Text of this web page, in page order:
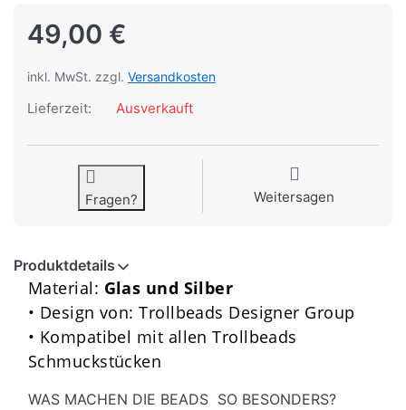
49,00 €
inkl. MwSt. zzgl. Versandkosten
Lieferzeit: Ausverkauft
Fragen? Weitersagen
Produktdetails
Material: Glas und Silber
• Design von: Trollbeads Designer Group
• Kompatibel mit allen Trollbeads
Schmuckstücken
WAS MACHEN DIE BEADS SO BESONDERS?